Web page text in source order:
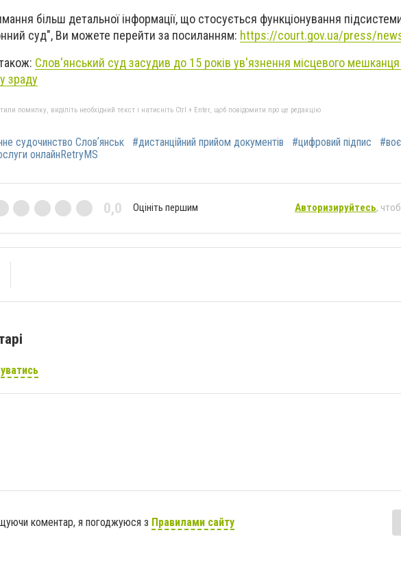
більш детальної інформації, що стосується функціонування
суд", Ви можете перейти за посиланням: https://court.gov.ua/press/
Слов'янський суд засудив до 15 років ув'язнення місцевого мешканця
зраду
помилку, виділіть необхідний текст і натисніть Ctrl + Enter, щоб повідомити про це редакцію
судочинство Словʼянськ #дистанційний прийом документів #цифровий підпис
онлайнRetryMS
0,0 Оцініть першим Авторизируйтесь,
коментар, я погоджуюся з Правилами сайту